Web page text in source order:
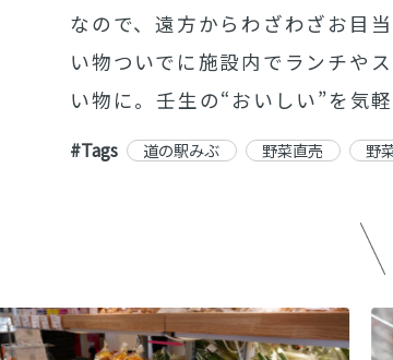
なので、遠方からわざわざお目
い物ついでに施設内でランチや
い物に。壬生の“おいしい”を気
#Tags 道の駅みぶ 野菜直売 野